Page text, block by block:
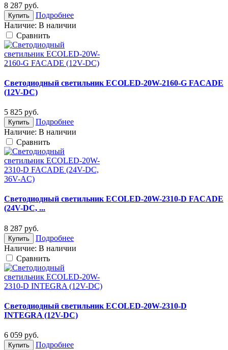
8 287 руб.
Купить
Подробнее
Наличие: В наличии
Cравнить
Светодиодный светильник ECOLED-20W-2160-G FACADE
(12V-DС)
5 825 руб.
Купить
Подробнее
Наличие: В наличии
Cравнить
Светодиодный светильник ECOLED-20W-2310-D FACADE
(24V-DC, ...
8 287 руб.
Купить
Подробнее
Наличие: В наличии
Cравнить
Светодиодный светильник ECOLED-20W-2310-D
INTEGRA (12V-DС)
6 059 руб.
Купить
Подробнее